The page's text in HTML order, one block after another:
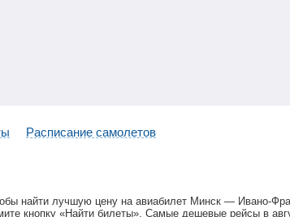
Расписание самолетов
найти лучшую цену на авиабилет Минск — Ивано-
кнопку «Найти билеты». Самые дешевые рейсы в